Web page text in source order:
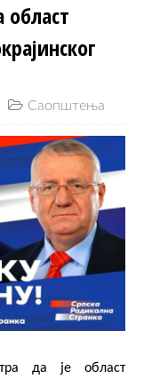
област
Саопштења
да је област